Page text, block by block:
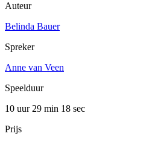
Auteur
Belinda Bauer
Spreker
Anne van Veen
Speelduur
10 uur 29 min 18 sec
Prijs